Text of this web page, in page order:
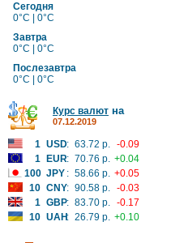
Сегодня
0°C | 0°C
Завтра
0°C | 0°C
Послезавтра
0°C | 0°C
Курс валют на
07.12.2019
1 USD: 63.72 р. -0.09
1
EUR: 70.76 р. +0.04
100 JPY : 58.66 р. +0.05
10 CNY: 90.58 р. -0.03
1 GBP: 83.70 р. -0.17
10 UAH: 26.79 р. +0.10